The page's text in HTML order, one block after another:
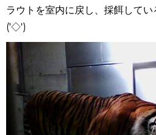
ラウトを室内に戻し、採餌して
('◇')ゞ